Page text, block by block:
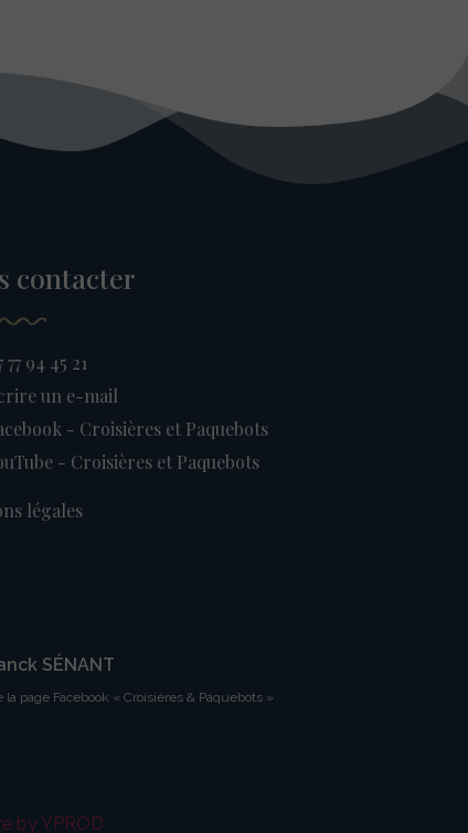
contacter
77 94 45 21
un e-mail
- Croisières et Paquebots
- Croisières et Paquebots
légales
SÉNANT
page Facebook « Croisières & Paquebots »
by YPROD